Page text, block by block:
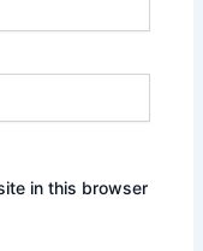
in this browser